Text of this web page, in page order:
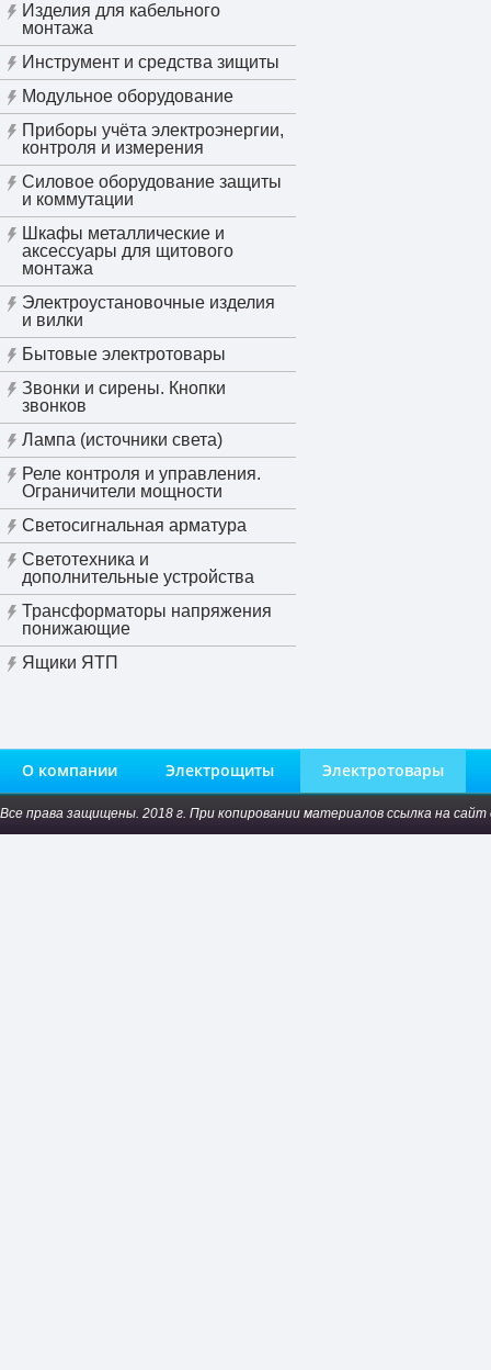
Изделия для кабельного
монтажа
Инструмент и средства зищиты
Модульное оборудование
Приборы учёта электроэнергии,
контроля и измерения
Силовое оборудование защиты
и коммутации
Шкафы металлические и
аксессуары для щитового
монтажа
Электроустановочные изделия
и вилки
Бытовые электротовары
Звонки и сирены. Кнопки
звонков
Лампа (источники света)
Реле контроля и управления.
Ограничители мощности
Светосигнальная арматура
Светотехника и
дополнительные устройства
Трансформаторы напряжения
понижающие
Ящики ЯТП
О компании Электрощиты Электротовары
Все права защищены. 2018 г. При копировании материалов ссылка на сайт